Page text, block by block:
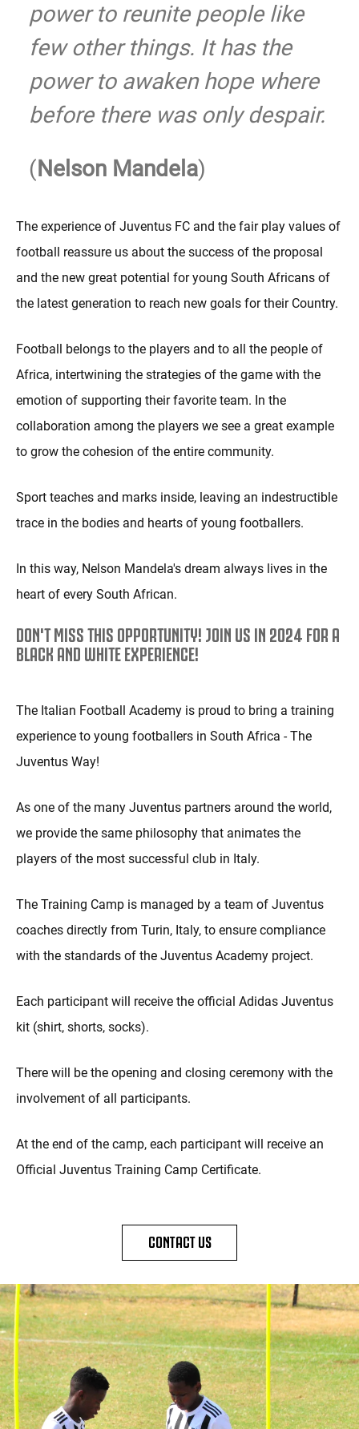
power to reunite people like
few other things. It has the
power to awaken hope where
before there was only despair.
( Nelson Mandela)
The experience of Juventus FC and the fair play values of
football reassure us about the success of the proposal
and the new great potential for young South Africans of
the latest generation to reach new goals for their Country.
Football belongs to the players and to all the people of
Africa, intertwining the strategies of the game with the
emotion of supporting their favorite team. In the
collaboration among the players we see a great example
to grow the cohesion of the entire community.
Sport teaches and marks inside, leaving an indestructible
trace in the bodies and hearts of young footballers.
In this way, Nelson Mandela's dream always lives in the
heart of every South African.
DON'T MISS THIS OPPORTUNITY! JOIN US IN 2024 FOR A
BLACK AND WHITE EXPERIENCE!
The Italian Football Academy is proud to bring a training
experience to young footballers in South Africa - The
Juventus Way!
As one of the many Juventus partners around the world,
we provide the same philosophy that animates the
players of the most successful club in Italy.
The Training Camp is managed by a team of Juventus
coaches directly from Turin, Italy, to ensure compliance
with the standards of the Juventus Academy project.
Each participant will receive the official Adidas Juventus
kit (shirt, shorts, socks).
There will be the opening and closing ceremony with the
involvement of all participants.
At the end of the camp, each participant will receive an
Official Juventus Training Camp Certificate.
CONTACT US